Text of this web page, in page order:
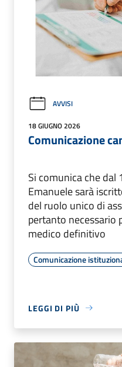
AVVISI
18 GIUGNO 2026
Comunicazione
Si comunica che dal
Emanuele sarà
del ruolo unico di
pertanto necessario
medico definitivo
Comunicazione
LEGGI DI PIÙ